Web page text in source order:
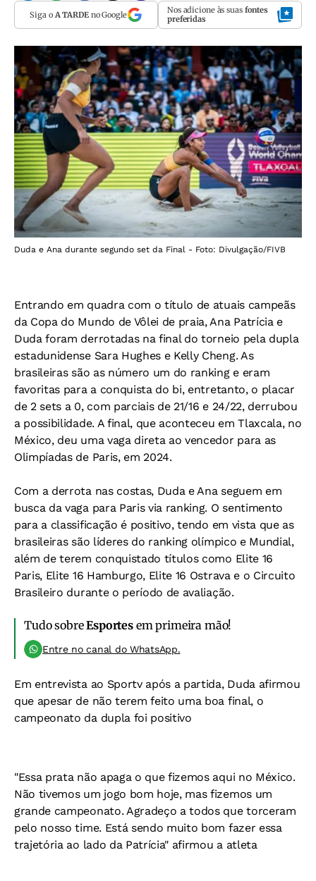
Siga o A TARDEno Google Nos adicione às suas fontes
preferidas
Duda e Ana durante segundo set da Final - Foto: Divulgação/FIVB
Entrando em quadra com o título de atuais campeãs
da Copa do Mundo de Vôlei de praia, Ana Patrícia e
Duda foram derrotadas na final do torneio pela dupla
estadunidense Sara Hughes e Kelly Cheng. As
brasileiras são as número um do ranking e eram
favoritas para a conquista do bi, entretanto, o placar
de 2 sets a 0, com parciais de 21/16 e 24/22, derrubou
a possibilidade. A final, que aconteceu em Tlaxcala, no
México, deu uma vaga direta ao vencedor para as
Olimpíadas de Paris, em 2024.
Com a derrota nas costas, Duda e Ana seguem em
busca da vaga para Paris via ranking. O sentimento
para a classificação é positivo, tendo em vista que as
brasileiras são líderes do ranking olímpico e Mundial,
além de terem conquistado títulos como Elite 16
Paris, Elite 16 Hamburgo, Elite 16 Ostrava e o Circuito
Brasileiro durante o período de avaliação.
Tudo sobreEsportesem primeira mão!
Entre no canal do WhatsApp.
Em entrevista ao Sportv após a partida, Duda afirmou
que apesar de não terem feito uma boa final, o
campeonato da dupla foi positivo
"Essa prata não apaga o que fizemos aqui no México.
Não tivemos um jogo bom hoje, mas fizemos um
grande campeonato. Agradeço a todos que torceram
pelo nosso time. Está sendo muito bom fazer essa
trajetória ao lado da Patrícia" afirmou a atleta